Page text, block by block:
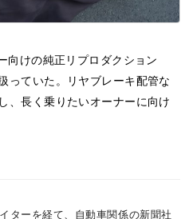
向けの純正リプロダクション
っていた。リヤブレーキ配管な
、長く乗りたいオーナーに向け
ターを経て、自動車関係の新聞社